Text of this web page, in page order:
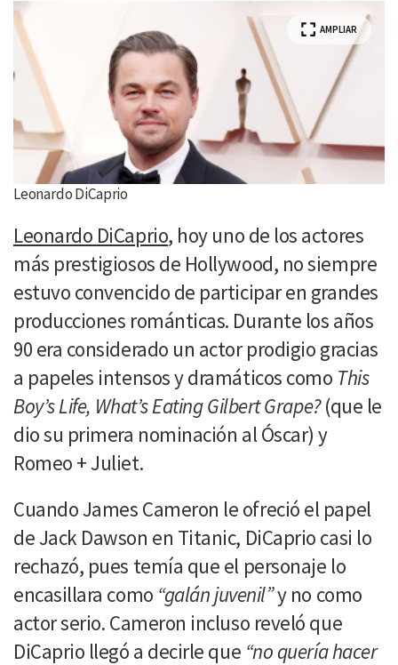
AMPLIAR
Leonardo DiCaprio
Leonardo DiCaprio, hoy uno de los actores
más prestigiosos de Hollywood, no siempre
estuvo convencido de participar en grandes
producciones románticas. Durante los años
90 era considerado un actor prodigio gracias
a papeles intensos y dramáticos como This
Boy’s Life, What’s Eating Gilbert Grape?(que le
dio su primera nominación al Óscar) y
Romeo + Juliet.
Cuando James Cameron le ofreció el papel
de Jack Dawson en Titanic, DiCaprio casi lo
rechazó, pues temía que el personaje lo
encasillara como “galán juvenil”y no como
actor serio. Cameron incluso reveló que
DiCaprio llegó a decirle que “no quería hacer